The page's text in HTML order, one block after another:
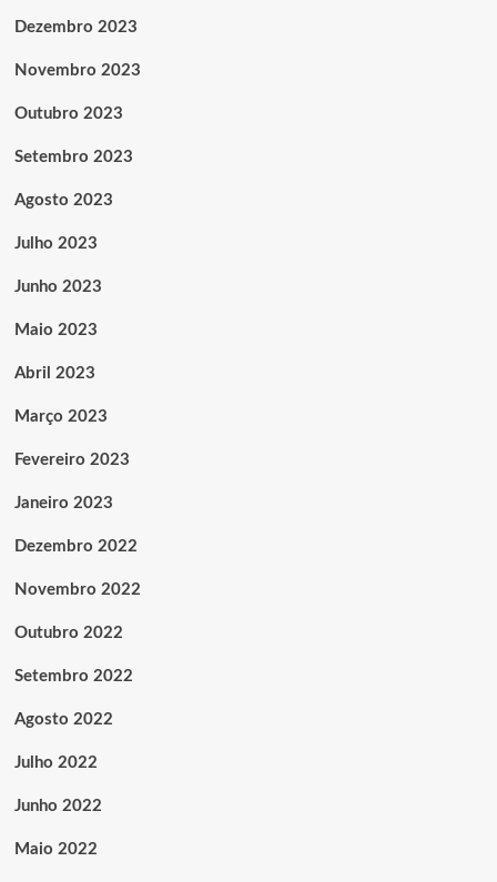
Dezembro 2023
Novembro 2023
Outubro 2023
Setembro 2023
Agosto 2023
Julho 2023
Junho 2023
Maio 2023
Abril 2023
Março 2023
Fevereiro 2023
Janeiro 2023
Dezembro 2022
Novembro 2022
Outubro 2022
Setembro 2022
Agosto 2022
Julho 2022
Junho 2022
Maio 2022